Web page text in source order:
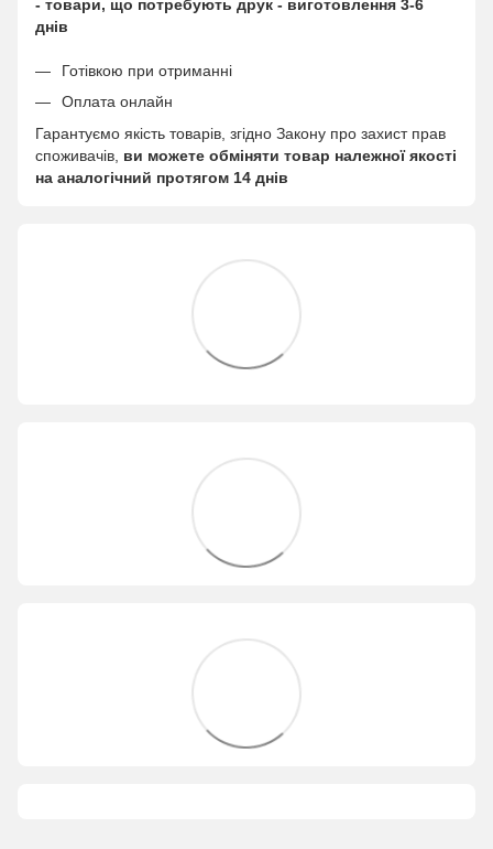
- товари, що потребують друк - виготовлення 3-6
днів
Готівкою при отриманні
Оплата онлайн
Гарантуємо якість товарів, згідно Закону про захист прав
споживачів, ви можете обміняти товар належної якості
на аналогічний протягом 14 днів